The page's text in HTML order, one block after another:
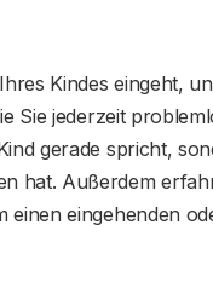
Kindes eingeht,
Sie jederzeit
gerade spricht,
hat. Außerdem
einen eingehenden